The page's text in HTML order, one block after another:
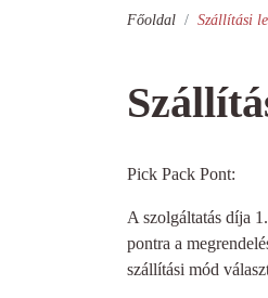
Főoldal Szállítási
Pick Pack Pont:
A szolgáltatás díja
pontra a
szállítási mód